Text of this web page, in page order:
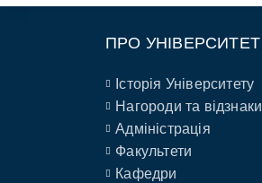
ПРО УНІВЕРСИТЕТ
Історія Університету
Нагороди та відзнаки
Адміністрація
Факультети
Кафедри